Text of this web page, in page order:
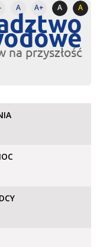
A A+ A A
na przyszłość